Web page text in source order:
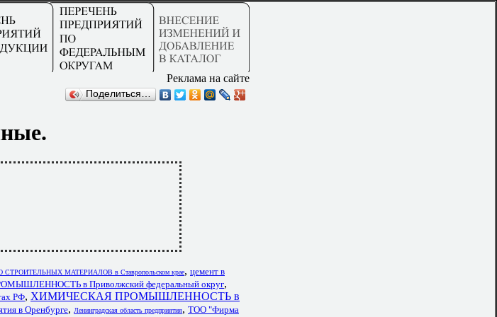
Реклама на сайте
Поделиться…
МАТЕРИАЛОВ в Ставропольском крае, цемент в
в Приволжский федеральный округ,
РФ, ХИМИЧЕСКАЯ ПРОМЫШЛЕННОСТЬ в
в Оренбурге, Ленинградская область предприятия, ТОО "Фирма